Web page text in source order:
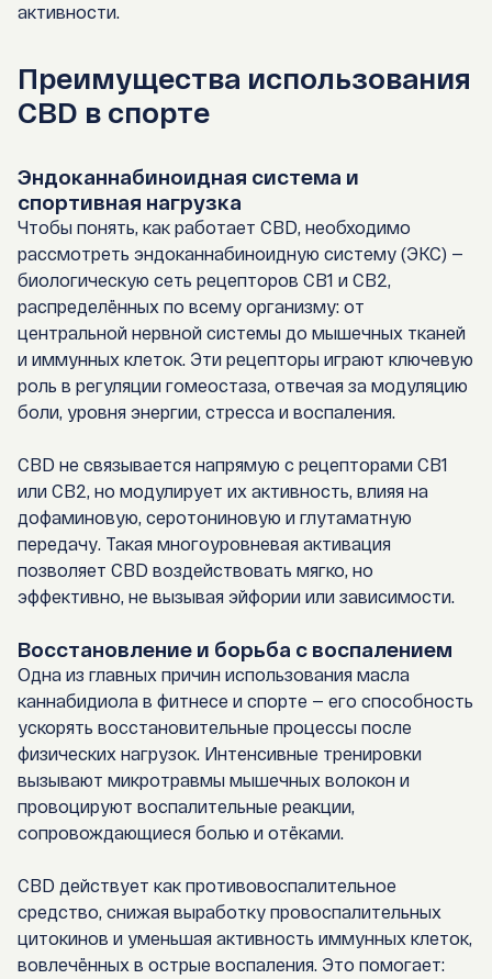
активности.
Преимущества использования
CBD в спорте
Эндоканнабиноидная система и
спортивная нагрузка
Чтобы понять, как работает CBD, необходимо
рассмотреть эндоканнабиноидную систему (ЭКС) —
биологическую сеть рецепторов CB1 и CB2,
распределённых по всему организму: от
центральной нервной системы до мышечных тканей
и иммунных клеток. Эти рецепторы играют ключевую
роль в регуляции гомеостаза, отвечая за модуляцию
боли, уровня энергии, стресса и воспаления.
CBD не связывается напрямую с рецепторами CB1
или CB2, но модулирует их активность, влияя на
дофаминовую, серотониновую и глутаматную
передачу. Такая многоуровневая активация
позволяет CBD воздействовать мягко, но
эффективно, не вызывая эйфории или зависимости.
Восстановление и борьба с воспалением
Одна из главных причин использования масла
каннабидиола в фитнесе и спорте — его способность
ускорять восстановительные процессы после
физических нагрузок. Интенсивные тренировки
вызывают микротравмы мышечных волокон и
провоцируют воспалительные реакции,
сопровождающиеся болью и отёками.
CBD действует как противовоспалительное
средство, снижая выработку провоспалительных
цитокинов и уменьшая активность иммунных клеток,
вовлечённых в острые воспаления. Это помогает: